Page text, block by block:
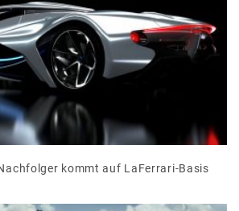
kommt auf LaFerrari-Basis